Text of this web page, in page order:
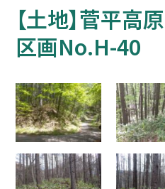
住宅リフォーム
建築工事
システム建築
テクノストラクチャー非住宅
公共建築
土木工事
コンクリート補修・補強
生コン工場
【土地】菅平高
区画No.H-40